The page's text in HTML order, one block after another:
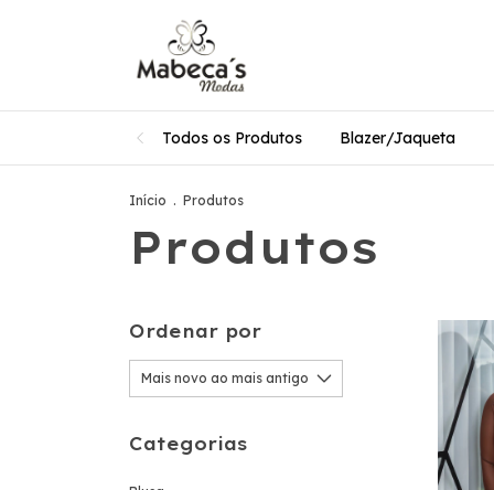
Todos os Produtos Blazer/Jaqueta
Início . Produtos
Produtos
Ordenar por
Categorias